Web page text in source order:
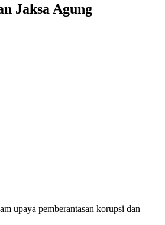
Jaksa Agung
upaya pemberantasan korupsi dan